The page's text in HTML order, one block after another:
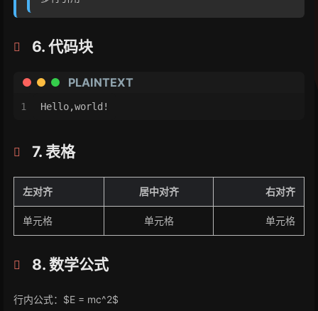
6. 代码块
PLAINTEXT
1 Hello,world!
7. 表格
左对齐 居中对齐 右对齐
单元格 单元格 单元格
8. 数学公式
行内公式：$E = mc^2$